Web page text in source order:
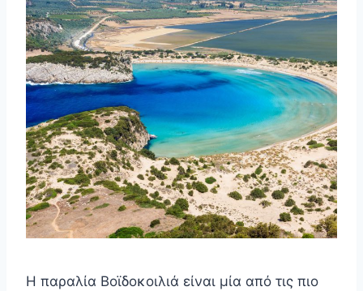
Η παραλία Βοϊδοκοιλιά είναι μία από τις πιο